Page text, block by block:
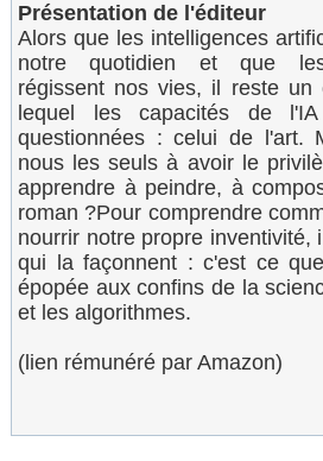
Présentation de l'éditeur
Alors que les intelligences
notre quotidien et que les
régissent nos vies, il reste un
lequel les capacités de
questionnées : celui de l'art.
nous les seuls à avoir le
apprendre à peindre, à
roman ?Pour comprendre
nourrir notre propre
qui la façonnent : c'est ce
épopée aux confins de la
et les algorithmes.
(lien rémunéré par Amazon)